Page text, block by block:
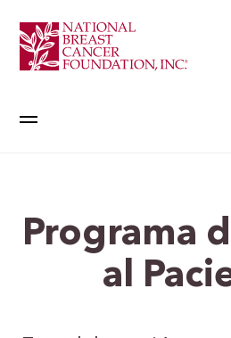
Programa
al